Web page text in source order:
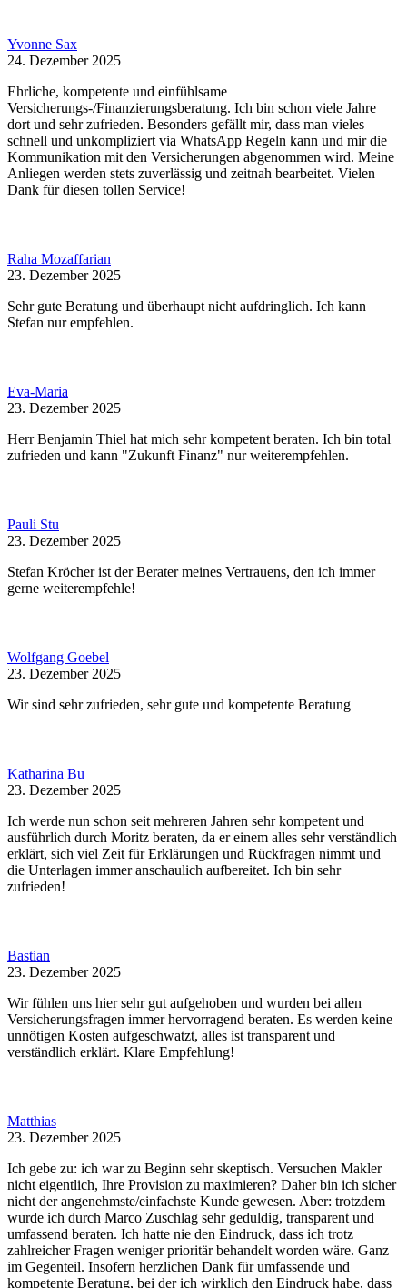
Yvonne Sax
24. Dezember 2025
Ehrliche, kompetente und einfühlsame
Versicherungs-/Finanzierungsberatung. Ich bin schon viele Jahre
dort und sehr zufrieden. Besonders gefällt mir, dass man vieles
schnell und unkompliziert via WhatsApp Regeln kann und mir die
Kommunikation mit den Versicherungen abgenommen wird. Meine
Anliegen werden stets zuverlässig und zeitnah bearbeitet. Vielen
Dank für diesen tollen Service!
Raha Mozaffarian
23. Dezember 2025
Sehr gute Beratung und überhaupt nicht aufdringlich. Ich kann
Stefan nur empfehlen.
Eva-Maria
23. Dezember 2025
Herr Benjamin Thiel hat mich sehr kompetent beraten. Ich bin total
zufrieden und kann "Zukunft Finanz" nur weiterempfehlen.
Pauli Stu
23. Dezember 2025
Stefan Kröcher ist der Berater meines Vertrauens, den ich immer
gerne weiterempfehle!
Wolfgang Goebel
23. Dezember 2025
Wir sind sehr zufrieden, sehr gute und kompetente Beratung
Katharina Bu
23. Dezember 2025
Ich werde nun schon seit mehreren Jahren sehr kompetent und
ausführlich durch Moritz beraten, da er einem alles sehr verständlich
erklärt, sich viel Zeit für Erklärungen und Rückfragen nimmt und
die Unterlagen immer anschaulich aufbereitet. Ich bin sehr
zufrieden!
Bastian
23. Dezember 2025
Wir fühlen uns hier sehr gut aufgehoben und wurden bei allen
Versicherungsfragen immer hervorragend beraten. Es werden keine
unnötigen Kosten aufgeschwatzt, alles ist transparent und
verständlich erklärt. Klare Empfehlung!
Matthias
23. Dezember 2025
Ich gebe zu: ich war zu Beginn sehr skeptisch. Versuchen Makler
nicht eigentlich, Ihre Provision zu maximieren? Daher bin ich sicher
nicht der angenehmste/einfachste Kunde gewesen. Aber: trotzdem
wurde ich durch Marco Zuschlag sehr geduldig, transparent und
umfassend beraten. Ich hatte nie den Eindruck, dass ich trotz
zahlreicher Fragen weniger prioritär behandelt worden wäre. Ganz
im Gegenteil. Insofern herzlichen Dank für umfassende und
kompetente Beratung, bei der ich wirklich den Eindruck habe, dass